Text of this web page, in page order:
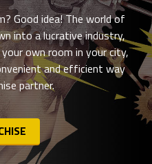
Good idea! The world of
into a lucrative industry,
own room in your city,
and efficient way
partner.